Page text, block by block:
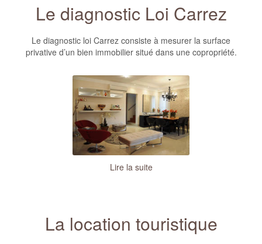
Le diagnostic Loi Carrez
Le diagnostic loi Carrez consiste à mesurer la surface
privative d’un bien immobilier situé dans une copropriété.
Lire la suite
La location touristique